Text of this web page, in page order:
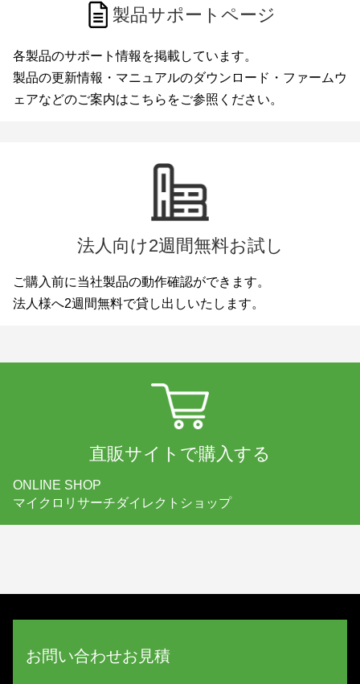
製品サポートページ
各製品のサポート情報を掲載しています。
製品の更新情報・マニュアルのダウンロード・ファームウ
ェアなどのご案内はこちらをご参照ください。
法人向け2週間無料お試し
ご購入前に当社製品の動作確認ができます。
法人様へ2週間無料で貸し出しいたします。
直販サイトで購入する
ONLINE SHOP
マイクロリサーチダイレクトショップ
お問い合わせお見積